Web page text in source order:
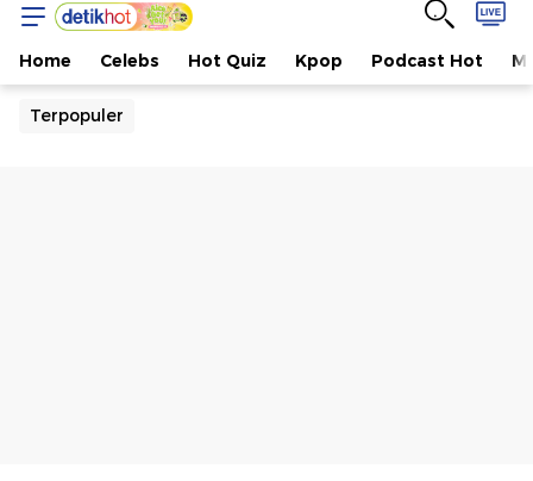
Home Celebs Hot Quiz Kpop Podcast Hot
Terpopuler